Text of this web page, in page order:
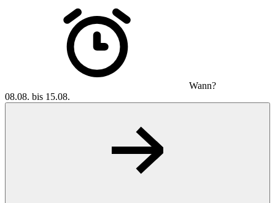
Wann?
08.08. bis 15.08.